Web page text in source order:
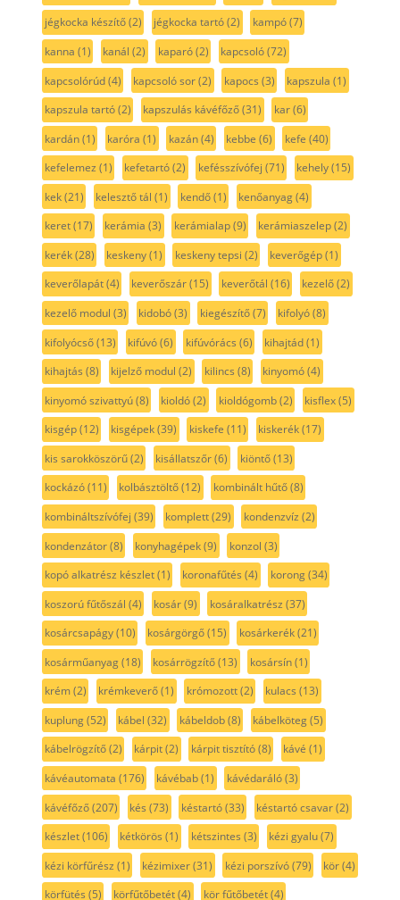
jégkocka készítő(2) jégkocka tartó(2) kampó(7)
kanna (1) kanál (2) kaparó(2) kapcsoló(72)
kapcsolórúd(4) kapcsoló sor(2) kapocs (3) kapszula (1)
kapszula tartó(2) kapszulás kávéfőző(31) kar(6)
kardán(1) karóra (1) kazán(4) kebbe (6) kefe (40)
kefelemez (1) kefetartó(2) kefésszívófej (71) kehely(15)
kek(21) kelesztő tál (1) kendő(1) kenőanyag(4)
keret(17) kerámia (3) kerámialap(9) kerámiaszelep(2)
kerék(28) keskeny(1) keskeny tepsi (2) keverőgép(1)
keverőlapát(4) keverőszár(15) keverőtál (16) kezelő(2)
kezelő modul (3) kidobó(3) kiegészítő(7) kifolyó(8)
kifolyócső(13) kifúvó(6) kifúvórács (6) kihajtád(1)
kihajtás (8) kijelző modul (2) kilincs (8) kinyomó(4)
kinyomó szivattyú(8) kioldó(2) kioldógomb(2) kisflex(5)
kisgép(12) kisgépek(39) kiskefe (11) kiskerék(17)
kis sarokköszörű(2) kisállatszőr(6) kiöntő(13)
kockázó(11) kolbásztöltő(12) kombinált hűtő(8)
kombináltszívófej (39) komplett(29) kondenzvíz (2)
kondenzátor(8) konyhagépek(9) konzol (3)
kopó alkatrész készlet(1) koronafűtés (4) korong(34)
koszorú fűtőszál (4) kosár(9) kosáralkatrész (37)
kosárcsapágy(10) kosárgörgő(15) kosárkerék(21)
kosárműanyag(18) kosárrögzítő(13) kosársín(1)
krém(2) krémkeverő(1) krómozott(2) kulacs (13)
kuplung(52) kábel (32) kábeldob(8) kábelköteg(5)
kábelrögzítő(2) kárpit(2) kárpit tisztító(8) kávé (1)
kávéautomata (176) kávébab(1) kávédaráló(3)
kávéfőző(207) kés (73) késtartó(33) késtartó csavar(2)
készlet(106) kétkörös (1) kétszintes (3) kézi gyalu(7)
kézi körfűrész (1) kézimixer(31) kézi porszívó(79) kör(4)
körfütés (5) körfűtőbetét(4) kör fűtőbetét(4)